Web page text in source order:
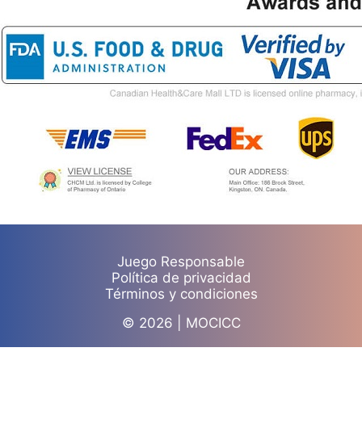
Juego Responsable
Política de privacidad
Términos y condiciones
© 2026 | MOCICC